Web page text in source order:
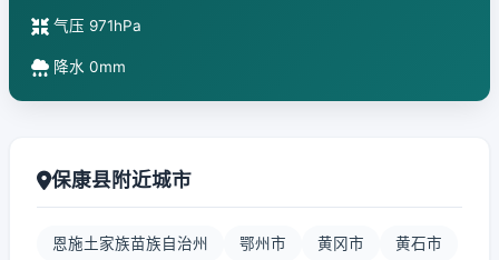
气压 971hPa
降水 0mm
保康县附近城市
恩施土家族苗族自治州 鄂州市 黄冈市 黄石市